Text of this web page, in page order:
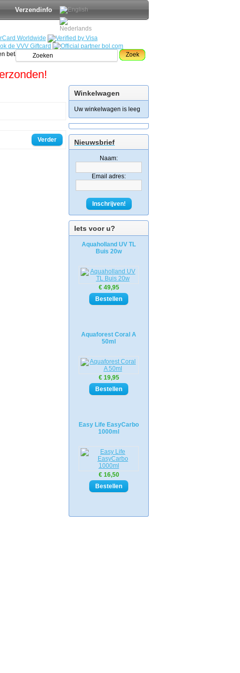
Verzendinfo
Zoek
Winkelwagen
Uw winkelwagen is leeg
Nieuwsbrief
Naam:
Email adres:
Inschrijven!
Iets voor u?
Aquaholland UV TL
Buis 20w
€ 49,95
Aquaforest Coral A
50ml
€ 19,95
Easy Life EasyCarbo
1000ml
€ 16,50
Verder